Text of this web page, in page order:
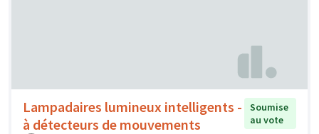
Lampadaires lumineux intelligents -
à détecteurs de mouvements
Soumise
au vote